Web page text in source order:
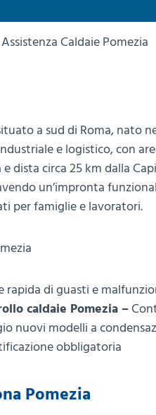
Assistenza Caldaie Pomezia
a sud di Roma, nato
e logistico, con
dista circa 25 km dalla
un’impronta
per famiglie e lavoratori.
rapida di guasti e
caldaie Pomezia –
nuovi modelli a
obbligatoria
Pomezia